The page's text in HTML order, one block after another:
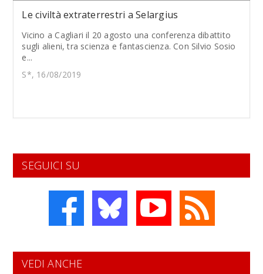
Le civiltà extraterrestri a Selargius
Vicino a Cagliari il 20 agosto una conferenza dibattito
sugli alieni, tra scienza e fantascienza. Con Silvio Sosio
e...
S*, 16/08/2019
SEGUICI SU
VEDI ANCHE